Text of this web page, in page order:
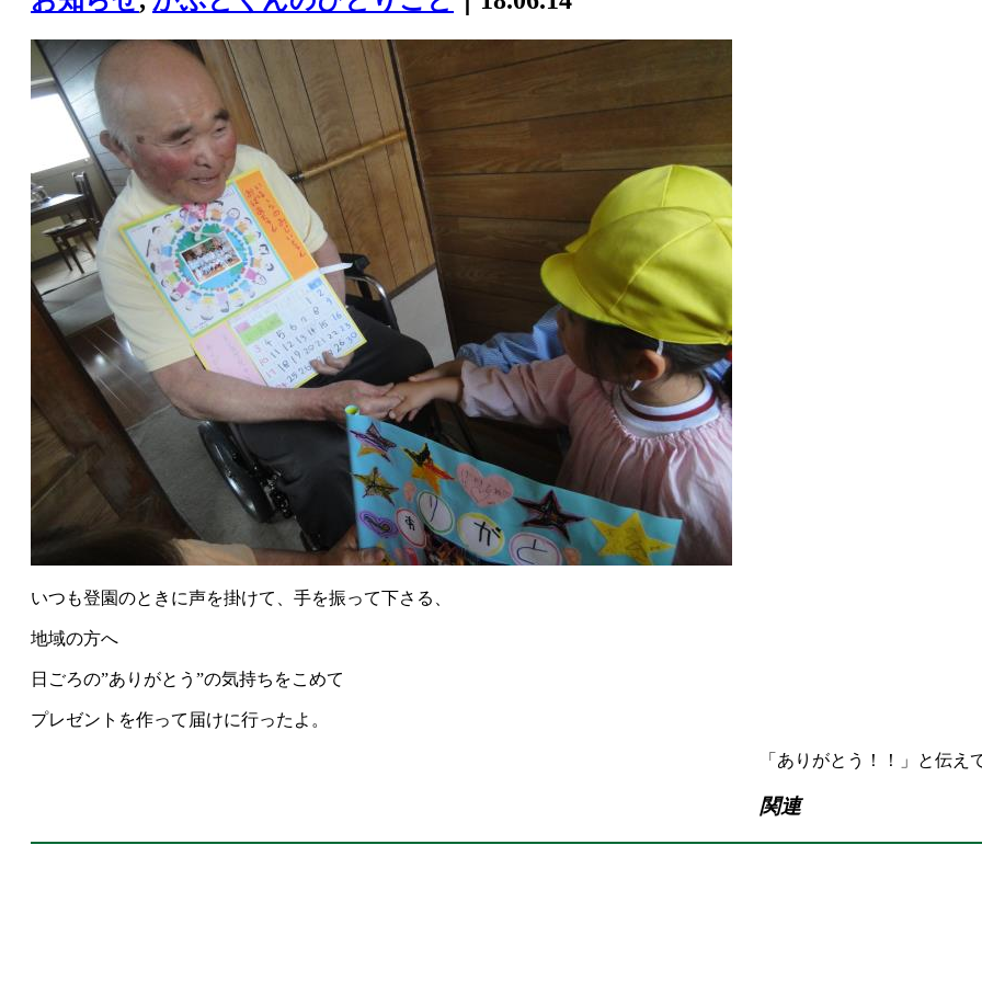
いつも登園のときに声を掛けて、手を振って下さる、
地域の方へ
日ごろの”ありがとう”の気持ちをこめて
プレゼントを作って届けに行ったよ。
「ありがとう！！」と伝え
関連